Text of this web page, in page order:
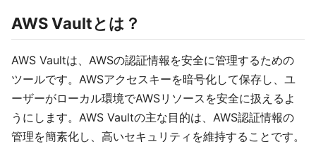
AWS Vaultとは？
AWS Vaultは、AWSの認証情報を安全に管理するための
ツールです。AWSアクセスキーを暗号化して保存し、ユ
ーザーがローカル環境でAWSリソースを安全に扱えるよ
うにします。AWS Vaultの主な目的は、AWS認証情報の
管理を簡素化し、高いセキュリティを維持することです。